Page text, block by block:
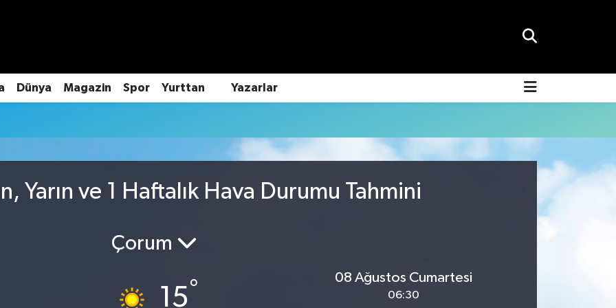
Dünya Magazin Spor Yurttan Yazarlar
Yarın ve 1 Haftalık Hava Durumu Tahmini
Çorum
15°
08 Ağustos Cumartesi
06:30